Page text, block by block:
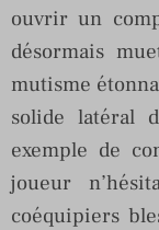
ouvrir un
désormais
mutisme
solide latéral
exemple de
joueur
coéquipiers